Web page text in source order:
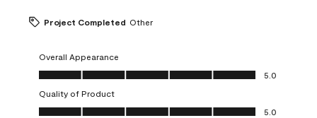
Project Completed Other
Overall Appearance
Overall Appearance, 5.0 out of 5
5.0
Quality of Product
Quality of Product, 5.0 out of 5
5.0